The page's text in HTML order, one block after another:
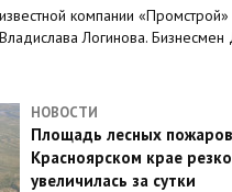
компании «Промстрой»
Логинова.
НОВОСТИ
Площадь лесных
Красноярском крае резко
увеличилась за сутки